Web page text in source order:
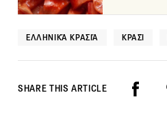
ΕΛΛΗΝΙΚΆ ΚΡΑΣΙΆ ΚΡΑΣΊ
SHARE THIS ARTICLE